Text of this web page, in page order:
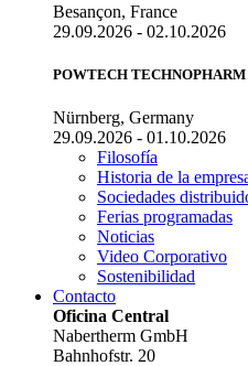
Besançon, France
29.09.2026 - 02.10.2026
POWTECH TECHNOPHARM
Nürnberg, Germany
29.09.2026 - 01.10.2026
Filosofía
Historia de la
Sociedades
Ferias programadas
Noticias
Video Corporativo
Sostenibilidad
Contacto
Oficina Central
Nabertherm GmbH
Bahnhofstr. 20